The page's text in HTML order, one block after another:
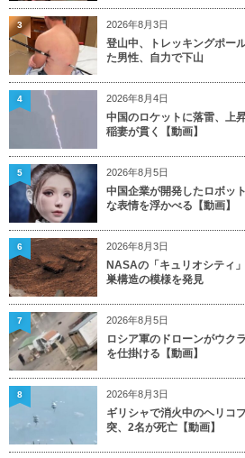
2026年8月3日
登山中、トレッキングポー
た男性、自力で下山
3
2026年8月4日
中国のロケットに落雷、上
稲妻が貫く【動画】
4
2026年8月5日
中国企業が開発したロボッ
な表情を浮かべる【動画】
5
2026年8月3日
NASAの「キュリオシティ
巣構造の模様を発見
6
2026年8月5日
ロシア軍のドローンがウク
を仕掛ける【動画】
7
2026年8月3日
ギリシャで消火中のヘリコ
突、2名が死亡【動画】
8